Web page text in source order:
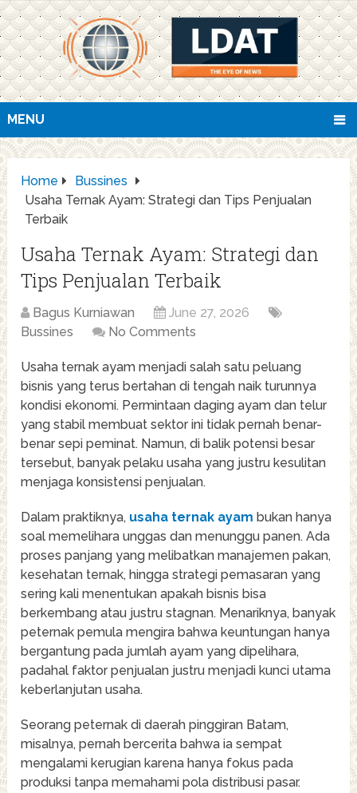
MENU
Home
Bussines
Usaha Ternak Ayam: Strategi dan Tips Penjualan
Terbaik
Usaha Ternak Ayam: Strategi dan
Tips Penjualan Terbaik
Bagus Kurniawan
June 27, 2026
Bussines
No Comments
Usaha ternak ayam menjadi salah satu peluang
bisnis yang terus bertahan di tengah naik turunnya
kondisi ekonomi. Permintaan daging ayam dan telur
yang stabil membuat sektor ini tidak pernah benar-
benar sepi peminat. Namun, di balik potensi besar
tersebut, banyak pelaku usaha yang justru kesulitan
menjaga konsistensi penjualan.
Dalam praktiknya, usaha ternak ayam bukan hanya
soal memelihara unggas dan menunggu panen. Ada
proses panjang yang melibatkan manajemen pakan,
kesehatan ternak, hingga strategi pemasaran yang
sering kali menentukan apakah bisnis bisa
berkembang atau justru stagnan. Menariknya, banyak
peternak pemula mengira bahwa keuntungan hanya
bergantung pada jumlah ayam yang dipelihara,
padahal faktor penjualan justru menjadi kunci utama
keberlanjutan usaha.
Seorang peternak di daerah pinggiran Batam,
misalnya, pernah bercerita bahwa ia sempat
mengalami kerugian karena hanya fokus pada
produksi tanpa memahami pola distribusi pasar.